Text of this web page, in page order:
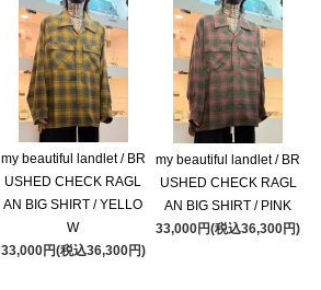
my beautiful landlet / BR
USHED CHECK RAGL
AN BIG SHIRT / YELLO
W
33,000円(税込36,300円)
my beautiful landlet / BR
USHED CHECK RAGL
AN BIG SHIRT / PINK
33,000円(税込36,300円)